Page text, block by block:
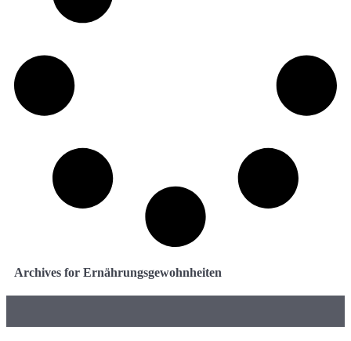
Archives for Ernährungsgewohnheiten